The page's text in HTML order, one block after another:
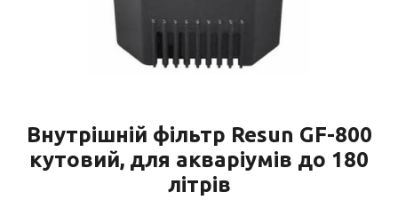
Внутрішній фільтр Resun GF-800
кутовий, для акваріумів до 180
літрів